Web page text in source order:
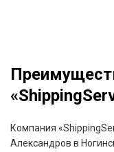
Компания
Александров в